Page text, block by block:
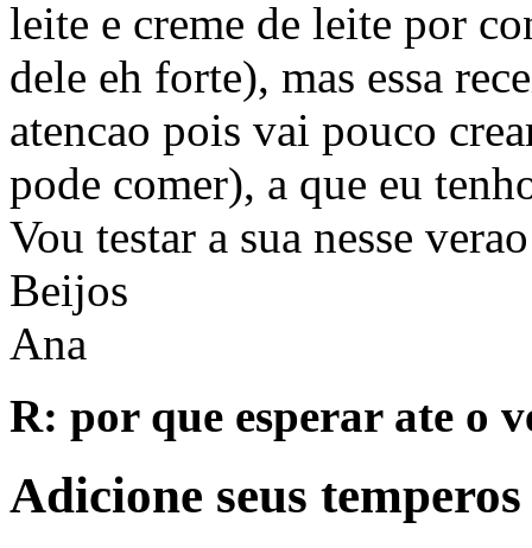
leite e creme de leite por
dele eh forte), mas essa
atencao pois vai pouco
pode comer), a que eu
Vou testar a sua nesse
Beijos
Ana
R: por que esperar ate o
Adicione seus temperos